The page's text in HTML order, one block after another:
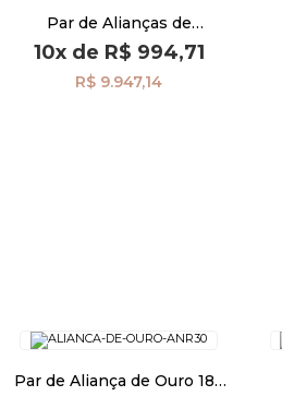
Par de Alianças de
Casamento Ouro 18K
Anatômica 3,0mm al40022
10xde R$ 994,71
R$ 9.947,14
Par de Aliança de Ouro 18k
Pulseiras
OFERTAS